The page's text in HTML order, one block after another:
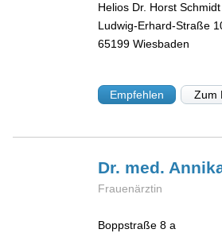
Helios Dr. Horst
Ludwig-Erhard-Straße
65199 Wiesbaden
Empfehlen Zum
Dr. med.
Frauenärztin
Boppstraße 8 a